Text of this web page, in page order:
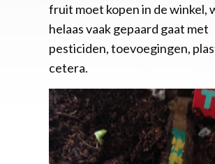
fruit ​moet kopen in de winkel,
helaas vaak gepaard gaat met
pesticiden, toevoegingen,
cetera.